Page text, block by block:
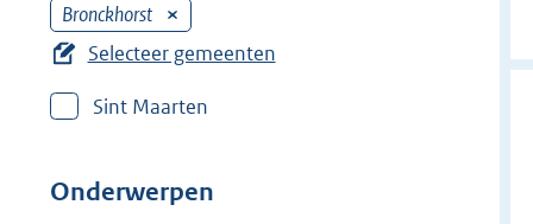
Bronckhorst
e
w
d
Selecteer gemeenten
Sint Maarten
Onderwerpen